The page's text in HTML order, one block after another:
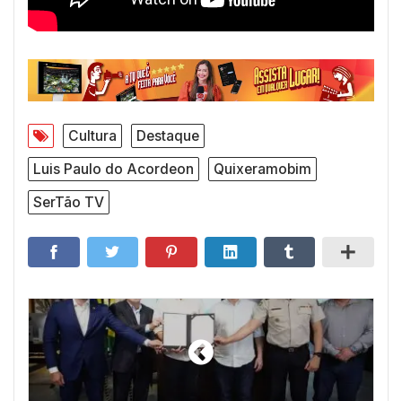
Cultura
Destaque
Luis Paulo do Acordeon
Quixeramobim
SerTão TV